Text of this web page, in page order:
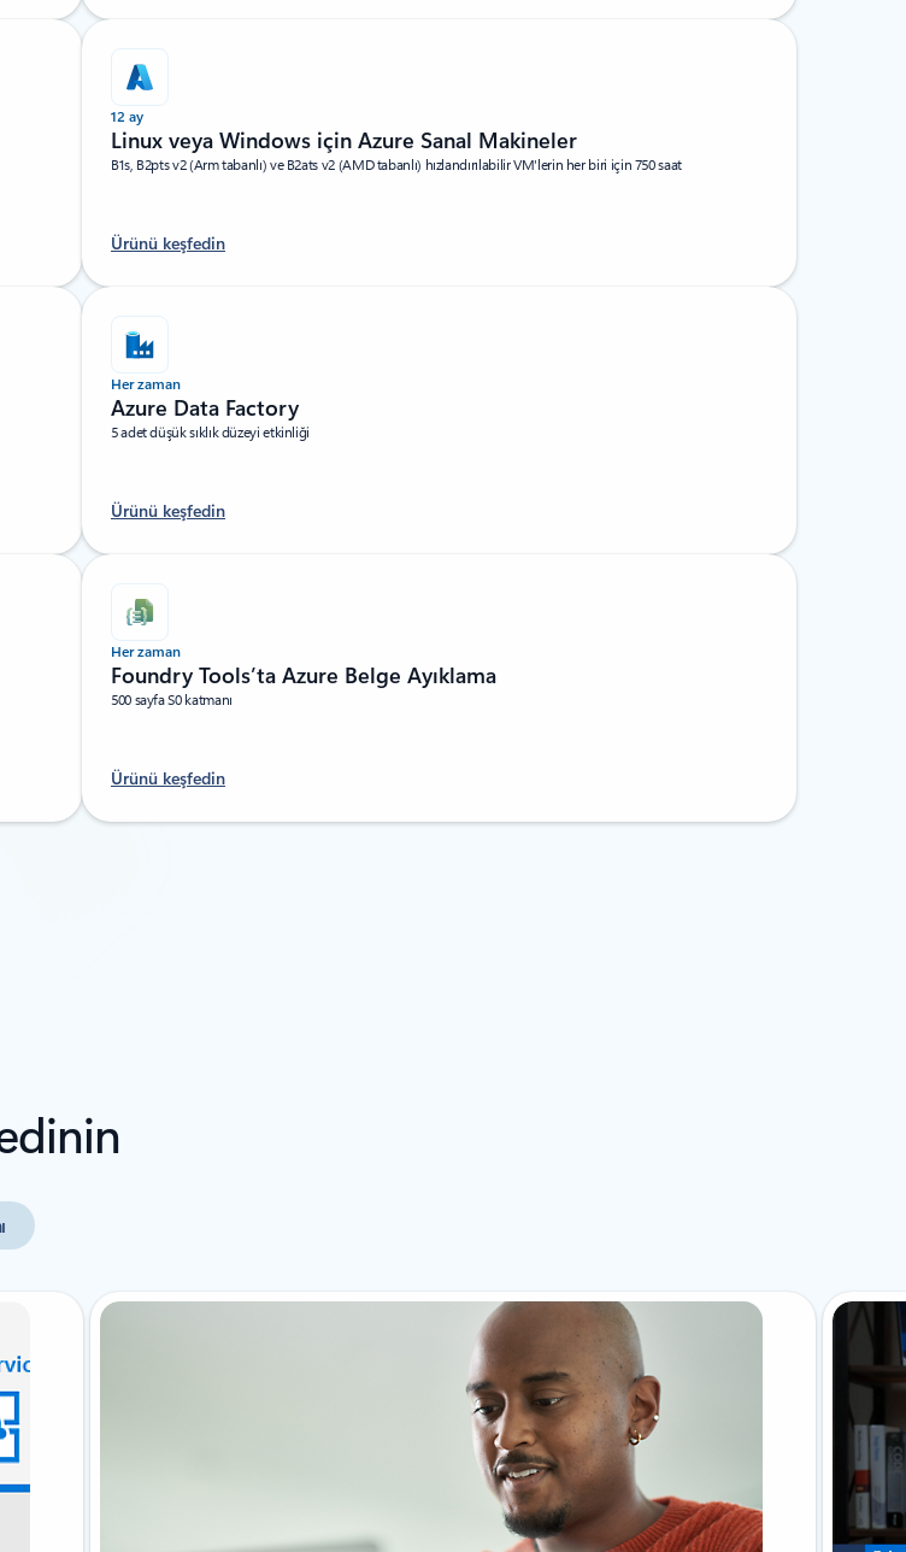
12 ay
Linux veya Windows için Azure Sanal Makineler
B1s, B2pts v2 (Arm tabanlı) ve B2ats v2 (AMD tabanlı) hızlandırılabilir VM'lerin her biri için 750 saat
Ürünü keşfedin
Her zaman
Azure Data Factory
5 adet düşük sıklık düzeyi etkinliği
Ürünü keşfedin
Her zaman
Foundry Tools’ta Azure Belge Ayıklama
500 sayfa S0 katmanı
Ürünü keşfedin